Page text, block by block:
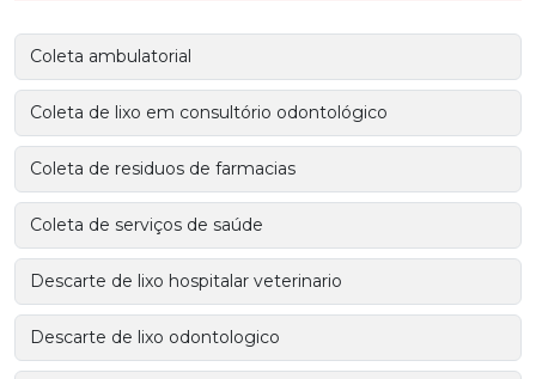
Coleta ambulatorial
Coleta de lixo em consultório odontológico
Coleta de residuos de farmacias
Coleta de serviços de saúde
Descarte de lixo hospitalar veterinario
Descarte de lixo odontologico